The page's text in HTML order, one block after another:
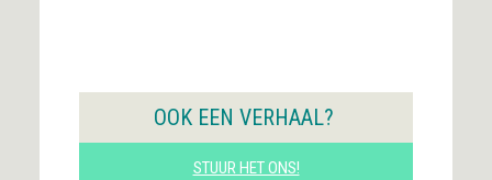
OOK EEN VERHAAL?
STUUR HET ONS!